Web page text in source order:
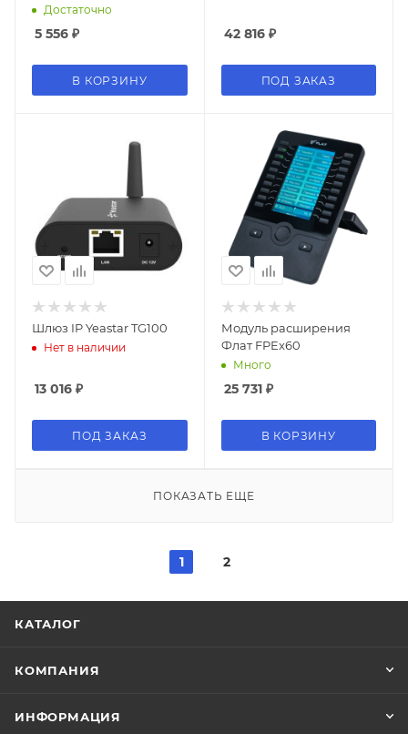
Достаточно
5 556 ₽
В КОРЗИНУ
42 816₽
ПОД ЗАКАЗ
Шлюз IP Yeastar TG100
Нет в наличии
13 016 ₽
ПОД ЗАКАЗ
Модуль расширения
Флат FPEx60
Много
25 731₽
В КОРЗИНУ
ПОКАЗАТЬ ЕЩЕ
1 2
КАТАЛОГ
КОМПАНИЯ
ИНФОРМАЦИЯ